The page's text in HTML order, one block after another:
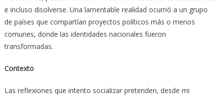
e incluso disolverse. Una lamentable realidad ocurrió a un grupo
de países que compartían proyectos políticos más o menos
comunes, donde las identidades nacionales fueron
transformadas.
Contexto
Las reflexiones que intento socializar pretenden, desde mi